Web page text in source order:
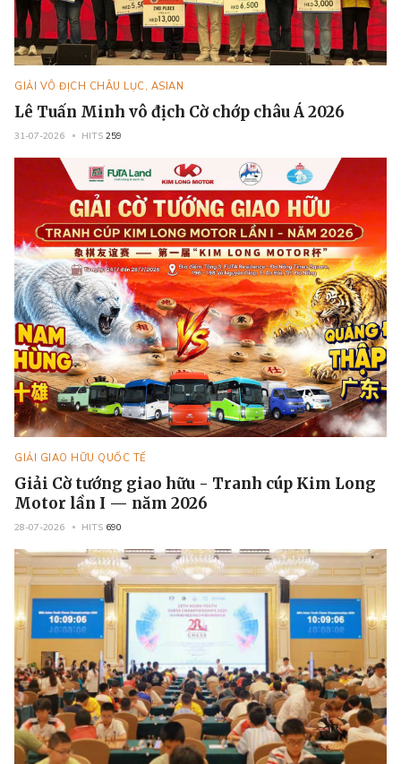
GIẢI VÔ ĐỊCH CHÂU LỤC, ASIAN
Lê Tuấn Minh vô địch Cờ chớp châu Á 2026
31-07-2026 HITS 259
GIẢI GIAO HỮU QUỐC TẾ
Giải Cờ tướng giao hữu - Tranh cúp Kim Long
Motor lần I — năm 2026
28-07-2026 HITS 690